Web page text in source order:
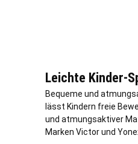
Leichte Kinder-
Bequeme und
lässt Kindern freie
und atmungsaktiver
Marken Victor und